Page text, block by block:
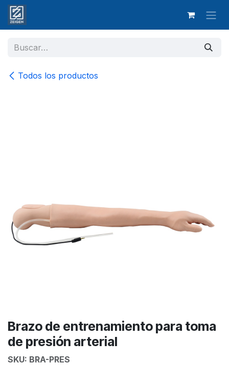
Ir al contenido
Todos los productos
Brazo de entrenamiento para toma
de presión arterial
SKU: BRA-PRES